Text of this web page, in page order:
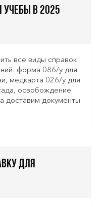
учебы в 2025
все виды справок
форма 086/у для
медкарта 026/у для
освобождение
доставим документы
для